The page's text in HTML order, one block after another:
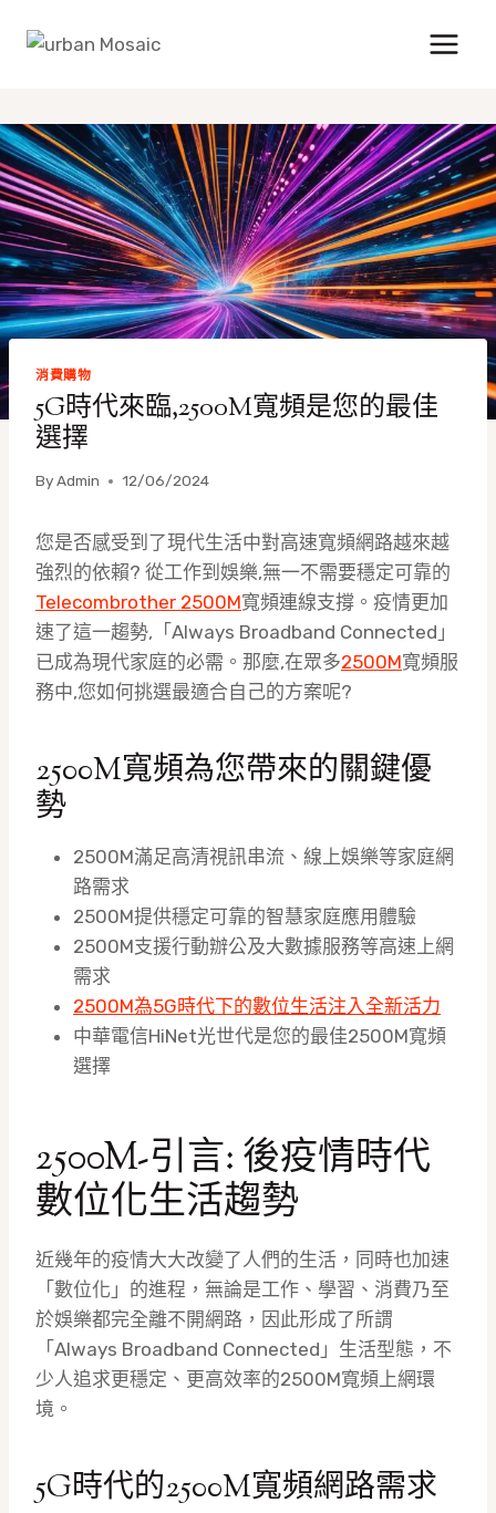
消費購物
5G時代來臨,2500M寬頻是您的最佳
選擇
ByAdmin 12/06/2024
您是否感受到了現代生活中對高速寬頻網路越來越
強烈的依賴? 從工作到娛樂,無一不需要穩定可靠的
Telecombrother 2500M寬頻連線支撐。疫情更加
速了這一趨勢,「Always Broadband Connected」
已成為現代家庭的必需。那麼,在眾多2500M寬頻服
務中,您如何挑選最適合自己的方案呢?
2500M寬頻為您帶來的關鍵優
勢
2500M滿足高清視訊串流、線上娛樂等家庭網
路需求
2500M提供穩定可靠的智慧家庭應用體驗
2500M支援行動辦公及大數據服務等高速上網
需求
2500M為5G時代下的數位生活注入全新活力
中華電信HiNet光世代是您的最佳2500M寬頻
選擇
2500M-引言: 後疫情時代
數位化生活趨勢
近幾年的疫情大大改變了人們的生活，同時也加速
「數位化」的進程，無論是工作、學習、消費乃至
於娛樂都完全離不開網路，因此形成了所謂
「Always Broadband Connected」生活型態，不
少人追求更穩定、更高效率的2500M寬頻上網環
境。
5G時代的2500M寬頻網路需求